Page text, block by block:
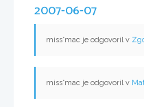
2007-06-07
miss*mac je odgovoril v
miss*mac je odgovoril v